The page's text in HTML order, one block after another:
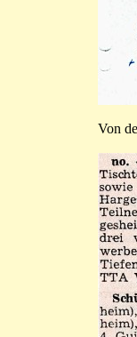
Von